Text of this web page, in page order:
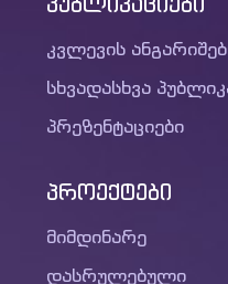
კვლევის
სხვადასხვა
პრეზენტაციები
პროექტები
მიმდინარე
დასრულებული